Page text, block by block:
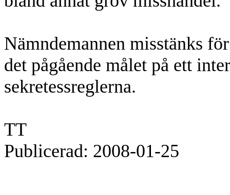
Nämndemannen misstänks
det pågående målet på ett
sekretessreglerna.
TT
Publicerad: 2008-01-25